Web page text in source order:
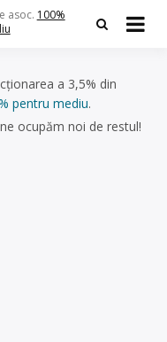
asoc. 100%
a 3,5% din
pentru mediu.
ocupăm noi de restul!